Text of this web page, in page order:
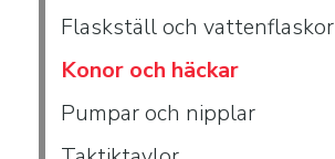
Flaskställ och vattenflaskor
Konor och häckar
Pumpar och nipplar